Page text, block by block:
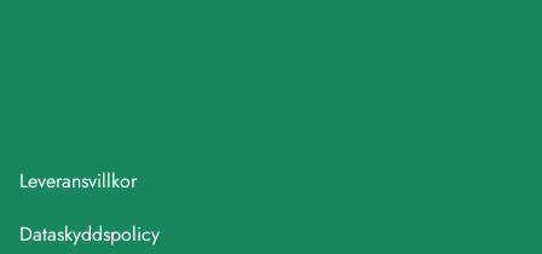
Leveransvillkor
Dataskyddspolicy